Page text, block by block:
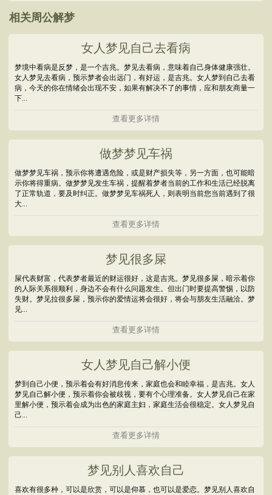
相关周公解梦
女人梦见自己去看病
梦境中看病是反梦，是一个吉兆。梦见去看病，意味着自己身体健康强壮。
女人梦见去看病，预示梦者会出远门，有好运，是吉兆。女人梦到自己去看
病，今天的你在情绪会出现不安，如果有解决不了的事情，应和朋友商量一
下...
查看更多详情
做梦梦见车祸
做梦梦见车祸，预示你将遭遇危险，或是财产损失等，另一方面，也可能暗
示你将得重病。做梦梦见发生车祸，提醒着梦者当前的工作和生活已经脱离
了正常轨道，要及时纠正。做梦梦见车祸死人，则表明当前您当前遇到了很
大...
查看更多详情
梦见很多屎
屎代表财富，代表梦者最近的财运很好，这是吉兆。梦见很多屎，暗示着你
的人际关系很顺利，身边不会有什么问题发生。但出门时要提高警惕，以防
失财。梦见拉很多屎，预示你的爱情运将会很好，将会与朋友生活融洽。梦
见...
查看更多详情
女人梦见自己解小便
梦到自己小便，预示着会有好消息传来，家庭也会和睦幸福，是吉兆。女人
梦见自己解小便，预示着你会被歧视，要有个心理准备。女人梦见自己在家
里解小便，预示着会成为出色的家庭主妇，家庭生活会很稳定。女人梦见自
己...
查看更多详情
梦见别人喜欢自己
喜欢有很多种，可以是欣赏，可以是仰慕，也可以是爱恋。梦见别人喜欢自